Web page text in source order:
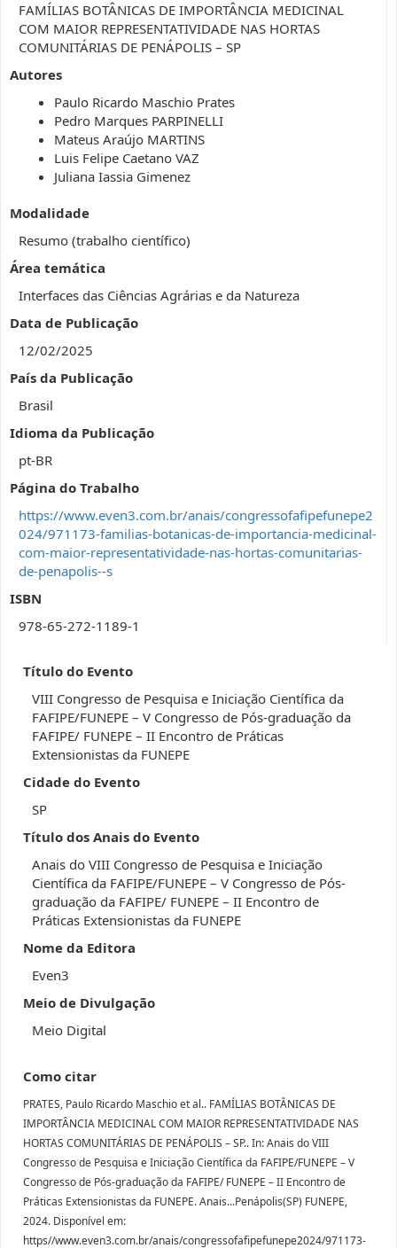
FAMÍLIAS BOTÂNICAS DE IMPORTÂNCIA MEDICINAL
COM MAIOR REPRESENTATIVIDADE NAS HORTAS
COMUNITÁRIAS DE PENÁPOLIS – SP
Autores
Paulo Ricardo Maschio Prates
Pedro Marques PARPINELLI
Mateus Araújo MARTINS
Luis Felipe Caetano VAZ
Juliana Iassia Gimenez
Modalidade
Resumo (trabalho científico)
Área temática
Interfaces das Ciências Agrárias e da Natureza
Data de Publicação
12/02/2025
País da Publicação
Brasil
Idioma da Publicação
pt-BR
Página do Trabalho
https://www.even3.com.br/anais/congressofafipefunepe2
024/971173-familias-botanicas-de-importancia-medicinal-
com-maior-representatividade-nas-hortas-comunitarias-
de-penapolis--s
ISBN
978-65-272-1189-1
Título do Evento
VIII Congresso de Pesquisa e Iniciação Científica da
FAFIPE/FUNEPE – V Congresso de Pós-graduação da
FAFIPE/ FUNEPE – II Encontro de Práticas
Extensionistas da FUNEPE
Cidade do Evento
SP
Título dos Anais do Evento
Anais do VIII Congresso de Pesquisa e Iniciação
Científica da FAFIPE/FUNEPE – V Congresso de Pós-
graduação da FAFIPE/ FUNEPE – II Encontro de
Práticas Extensionistas da FUNEPE
Nome da Editora
Even3
Meio de Divulgação
Meio Digital
Como citar
PRATES, Paulo Ricardo Maschio et al.. FAMÍLIAS BOTÂNICAS DE
IMPORTÂNCIA MEDICINAL COM MAIOR REPRESENTATIVIDADE NAS
HORTAS COMUNITÁRIAS DE PENÁPOLIS – SP.. In: Anais do VIII
Congresso de Pesquisa e Iniciação Científica da FAFIPE/FUNEPE – V
Congresso de Pós-graduação da FAFIPE/ FUNEPE – II Encontro de
Práticas Extensionistas da FUNEPE. Anais...Penápolis(SP) FUNEPE,
2024. Disponível em:
https//www.even3.com.br/anais/congressofafipefunepe2024/971173-